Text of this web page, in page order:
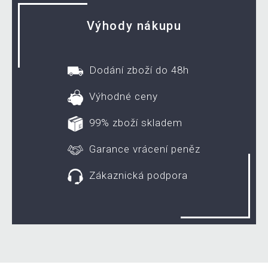
Výhody nákupu
Dodání zboží do 48h
Výhodné ceny
99% zboží skladem
Garance vrácení peněz
Zákaznická podpora